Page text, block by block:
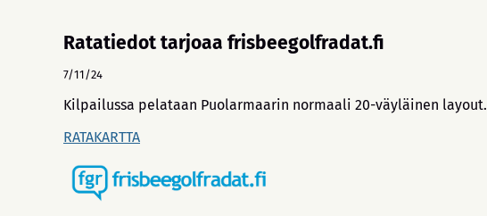
Ratatiedot tarjoaa frisbeegolfradat.fi
7/11/24
Kilpailussa pelataan Puolarmaarin normaali 20-väyläinen layout.
RATAKARTTA